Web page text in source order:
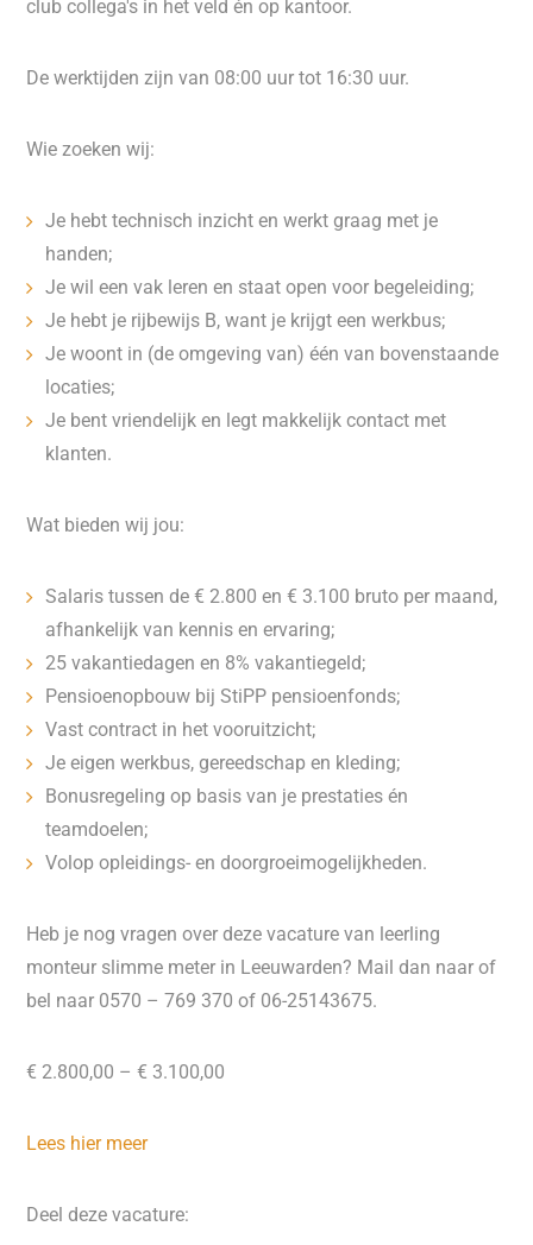
club collega's in het veld én op kantoor.
De werktijden zijn van 08:00 uur tot 16:30 uur.
Wie zoeken wij:
Je hebt technisch inzicht en werkt graag met je
handen;
Je wil een vak leren en staat open voor begeleiding;
Je hebt je rijbewijs B, want je krijgt een werkbus;
Je woont in (de omgeving van) één van bovenstaande
locaties;
Je bent vriendelijk en legt makkelijk contact met
klanten.
Wat bieden wij jou:
Salaris tussen de € 2.800 en € 3.100 bruto per maand,
afhankelijk van kennis en ervaring;
25 vakantiedagen en 8% vakantiegeld;
Pensioenopbouw bij StiPP pensioenfonds;
Vast contract in het vooruitzicht;
Je eigen werkbus, gereedschap en kleding;
Bonusregeling op basis van je prestaties én
teamdoelen;
Volop opleidings- en doorgroeimogelijkheden.
Heb je nog vragen over deze vacature van leerling
monteur slimme meter in Leeuwarden? Mail dan naar of
bel naar 0570 – 769 370 of 06-25143675.
€ 2.800,00 – € 3.100,00
Lees hier meer
Deel deze vacature: